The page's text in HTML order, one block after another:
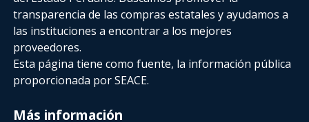
transparencia de las compras estatalesy ayudamos a
las instituciones a encontrar a los mejores
proveedores.
Esta página tiene como fuente, la información pública
proporcionada por SEACE.
Más información